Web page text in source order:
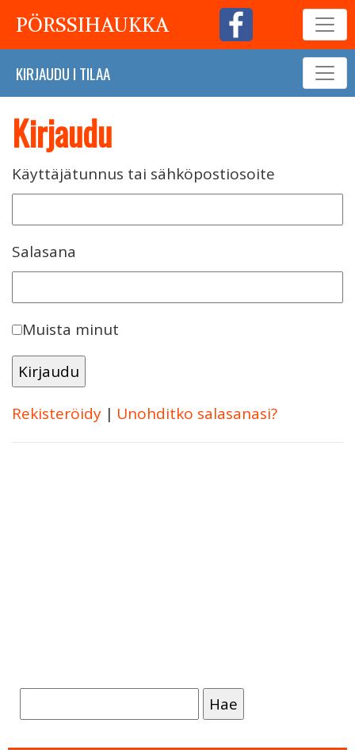
PÖRSSIHAUKKA
KIRJAUDU I TILAA
Kirjaudu
Käyttäjätunnus tai sähköpostiosoite
Salasana
Muista minut
Rekisteröidy | Unohditko salasanasi?